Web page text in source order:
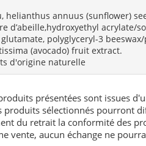
helianthus annuus (sunflower)
d’abeille,hydroxyethyl acrylate/
polyglyceryl-3
(avocado) fruit extract.
d'origine naturelle
présentées sont issues
produits sélectionnés pourront
du retrait la conformité des
vente, aucun échange ne